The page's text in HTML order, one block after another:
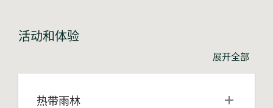
活动和体验
展开全部
热带雨林